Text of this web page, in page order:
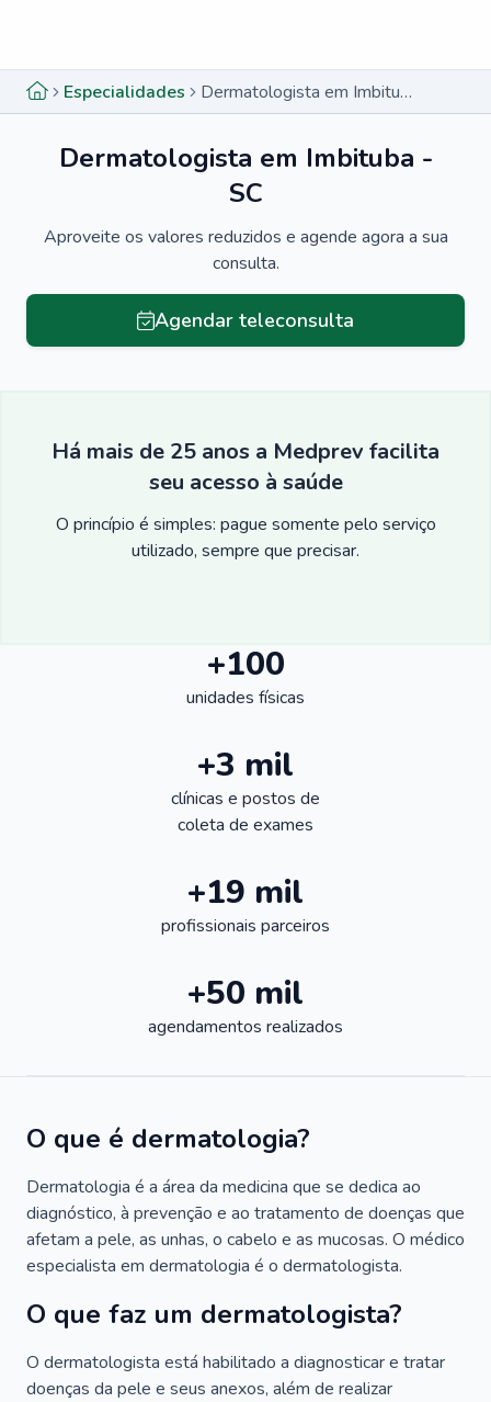
Especialidades Dermatologista em Imbituba - SC
Dermatologista em Imbituba -
SC
Aproveite os valores reduzidos e agende agora a sua
consulta.
Agendar teleconsulta
Há mais de 25 anos a Medprev facilita
seu acesso à saúde
O princípio é simples: pague somente pelo serviço
utilizado, sempre que precisar.
+100
unidades físicas
+3 mil
clínicas e postos de
coleta de exames
+19 mil
profissionais parceiros
+50 mil
agendamentos realizados
O que é dermatologia?
Dermatologia é a área da medicina que se dedica ao
diagnóstico, à prevenção e ao tratamento de doenças que
afetam a pele, as unhas, o cabelo e as mucosas. O médico
especialista em dermatologia é o dermatologista.
O que faz um dermatologista?
O dermatologista está habilitado a diagnosticar e tratar
doenças da pele e seus anexos, além de realizar